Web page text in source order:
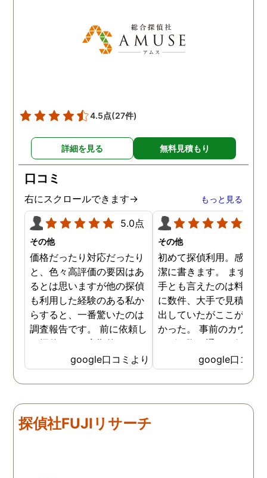
す。
4.5点(27件)
詳細を見る 無料見積もり
口コミ
右にスクロールできます→ もっと見る
5.0点
その他
価格だったり対応だったり
と、色々高評価の要因はあ
るとは思いますが他の探偵
も利用した経験のある私か
らすると、一番驚いたのは
調査報告です。 前に依頼し
た探偵では、定期的にまと
めて報告がくる為なかなか
実際の現状を把握するのが
難しかったですが、ここは
来ていました。 担当の人も
丁寧で報告内容もわかりや
google口コミより
その他
初めて探偵利用。感想を
潔に書きます。 まず、
手とも言えたのは料金。
に数件、大手で見積もり
出していたがここが一番
かった。 事前のカウン
ングの際の通りの価格で
途中での追加料金なども
く安心してお任せできた
由のひとつ。 かと言っ
く、むしろ期待以上に細
google口コミ
探偵社FUJIリサーチ